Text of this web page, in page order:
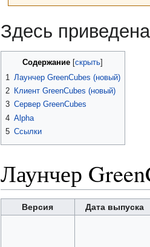
к
навигации
к
поиску
Здесь
Содержание
1
Лаунчер GreenCubes (новый)
2 Клиент GreenCubes (новый)
3 Сервер GreenCubes
4 Alpha
5 Ссылки
Лаунчер
Версия Дата выпуска